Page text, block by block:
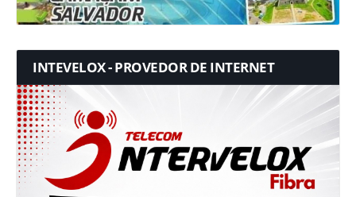
INTEVELOX - PROVEDOR DE INTERNET